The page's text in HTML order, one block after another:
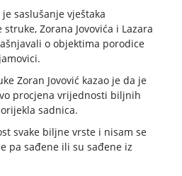
saslušanje vještaka
Zorana Jovovića i Lazara
o objektima porodice
Zoran Jovović kazao je da je
procjena vrijednosti biljnih
sadnica.
svake biljne vrste i nisam se
pa sađene ili su sađene iz